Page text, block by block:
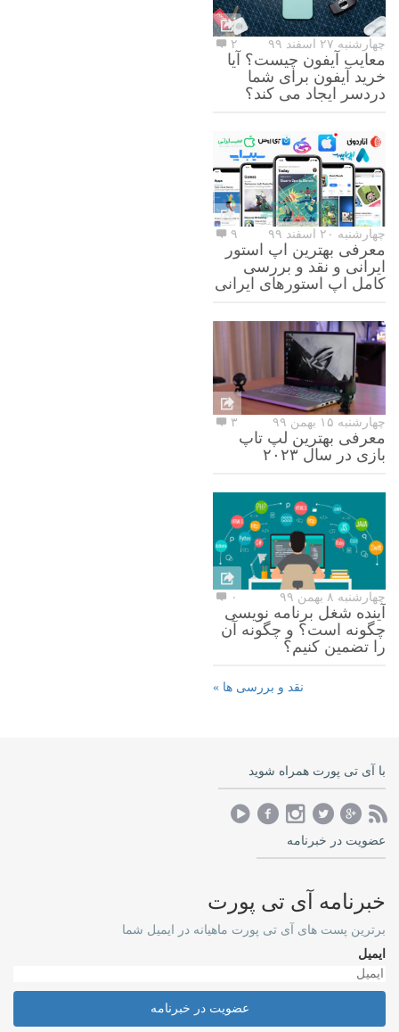
چهارشنبه ۲۷ اسفند ۹۹ ۲
معایب آیفون چیست؟ آیا
خرید آیفون برای شما
دردسر ایجاد می کند؟
چهارشنبه ۲۰ اسفند ۹۹ ۹
معرفی بهترین اپ استور
ایرانی و نقد و بررسی
کامل اپ استورهای ایرانی
چهارشنبه ۱۵ بهمن ۹۹ ۳
معرفی بهترین لپ تاپ
بازی در سال ۲۰۲۳
چهارشنبه ۸ بهمن ۹۹ ۰
آینده شغل برنامه نویسی
چگونه است؟ و چگونه آن
را تضمین کنیم؟
نقد و بررسی ها »
با آی تی پورت همراه شوید
عضویت در خبرنامه
خبرنامه آی تی پورت
برترین پست های آی تی پورت ماهیانه در ایمیل شما
ایمیل
عضویت در خبرنامه